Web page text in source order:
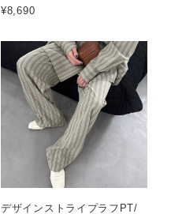
¥8,690
デザインストライプラフPT/